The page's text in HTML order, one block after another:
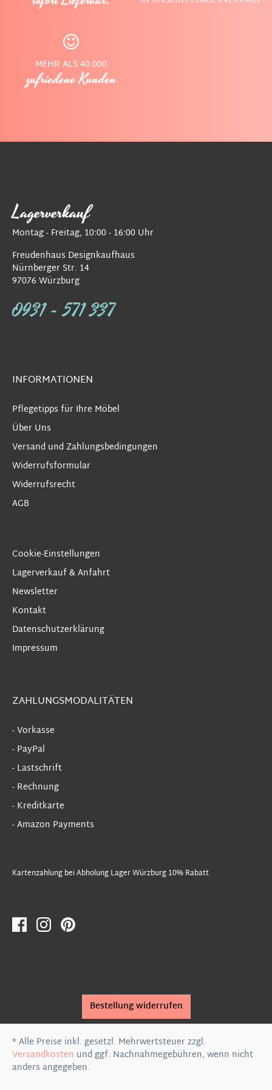
MEHR ALS 40.000
zufriedene Kunden
Lagerverkauf
Montag - Freitag, 10:00 - 16:00 Uhr
Freudenhaus Designkaufhaus
Nürnberger Str. 14
97076 Würzburg
0931 - 571 337
INFORMATIONEN
Pflegetipps für Ihre Möbel
Über Uns
Versand und Zahlungsbedingungen
Widerrufsformular
Widerrufsrecht
AGB
Cookie-Einstellungen
Lagerverkauf & Anfahrt
Newsletter
Kontakt
Datenschutzerklärung
Impressum
ZAHLUNGSMODALITÄTEN
- Vorkasse
- PayPal
- Lastschrift
- Rechnung
- Kreditkarte
- Amazon Payments
Kartenzahlung bei Abholung Lager Würzburg 10% Rabatt
Bestellung widerrufen
* Alle Preise inkl. gesetzl. Mehrwertsteuer zzgl.
Versandkosten und ggf. Nachnahmegebühren, wenn nicht
anders angegeben.